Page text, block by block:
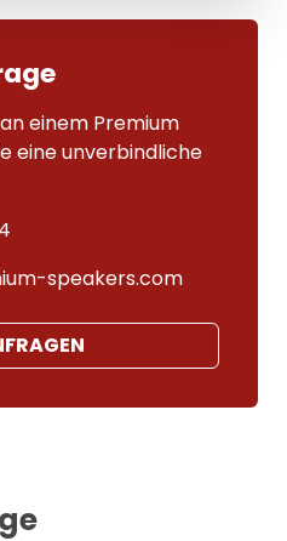
einem Premium
eine unverbindliche
speakers.com